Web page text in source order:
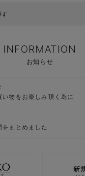
INFORMATION
お知らせ
い物をお楽しみ頂く為に
をまとめました